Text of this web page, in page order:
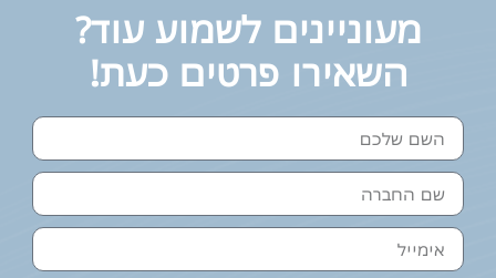
מעוניינים לשמוע עוד?
השאירו פרטים כעת!